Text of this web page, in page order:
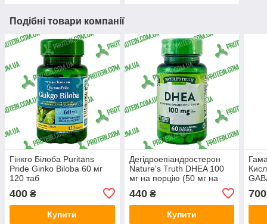
Подібні товари компанії
Гінкго Білоба Puritans
Pride Ginko Biloba 60 мг
120 таб
400 ₴
Купити
Дегідроепіандростерон
Nature's Truth DHEA 100
мг на порцію (50 мг на
440₴
Купити
700